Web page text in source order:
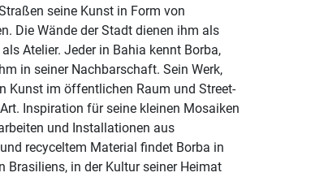
seine Kunst in Form von
Die Wände der Stadt dienen ihm als
Atelier. Jeder in Bahia kennt Borba,
in seiner Nachbarschaft. Sein Werk,
Kunst im öffentlichen Raum und Street-
Inspiration für seine kleinen Mosaiken
und Installationen aus
recyceltem Material findet Borba in
Brasiliens, in der Kultur seiner Heimat